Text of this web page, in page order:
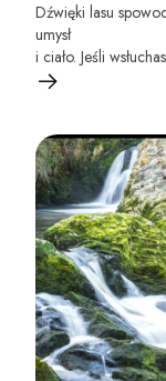
Dźwięki lasu
umysł
i ciało. Jeśli
codzienny stres